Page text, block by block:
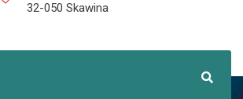
32-050 Skawina